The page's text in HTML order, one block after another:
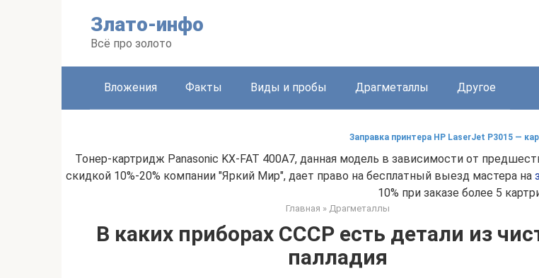
Злато-инфо
Всё про золото
Вложения Факты Виды и пробы Драгметаллы Другое
Заправка принтера HP LaserJet P3015 —
Тонер-картридж Panasonic KX-FAT 400A7, данная модель в зависимости от
скидкой 10%-20% компании "Яркий Мир", дает право на бесплатный выезд мастера на
10% при заказе более 5
Главная » Драгметаллы
В каких приборах СССР есть детали из
палладия